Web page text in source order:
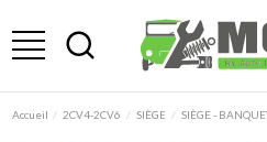
Accueil 2CV4-2CV6 SIÈGE SIÈGE -